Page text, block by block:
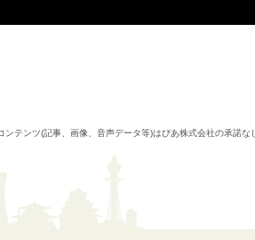
テンツ(記事、画像、音声データ等)はぴあ株式会社の承諾な